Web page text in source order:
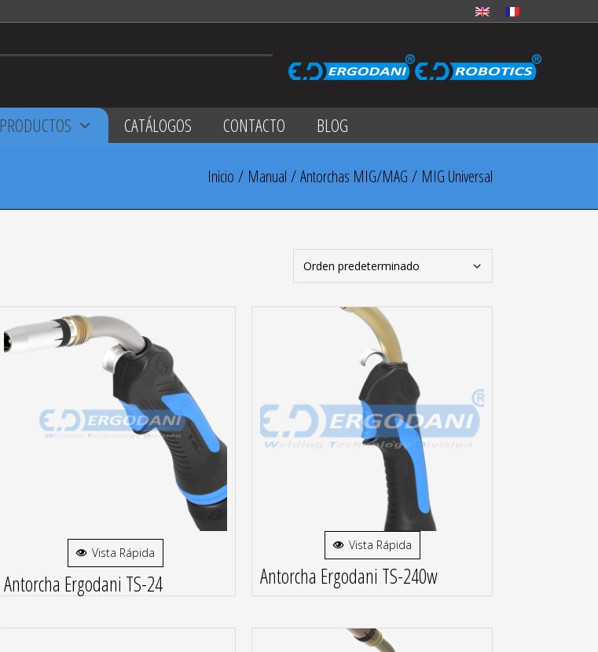
PRODUCTOS CATÁLOGOS CONTACTO BLOG
Inicio / Manual /Antorchas MIG/MAG / MIG Universal
Vista Rápida
Antorcha Ergodani TS-24
Vista Rápida
Antorcha Ergodani TS-240w